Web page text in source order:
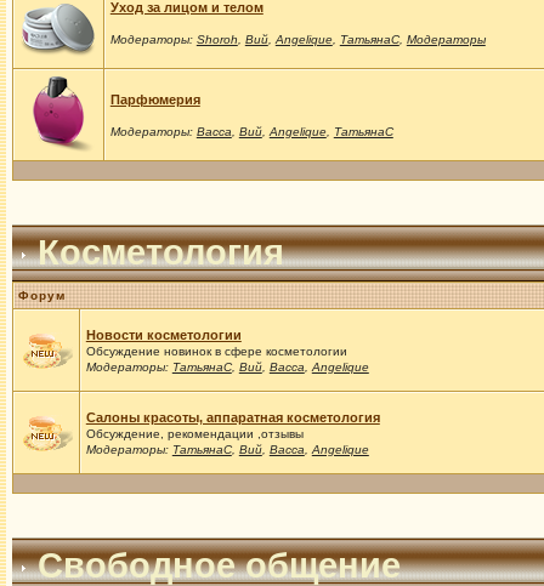
Уход за лицом и телом
Модераторы: Shoroh Вий, Angelique, ТатьянаС, Модераторы
Парфюмерия
Модераторы: Васса Вий, Angelique, ТатьянаС
Косметология
Форум
Новости косметологии
Обсуждение новинок в сфере косметологии
Модераторы: ТатьянаС, Вий, Васса Angelique
Салоны красоты, аппаратная косметология
Обсуждение, рекомендации ,отзывы
Модераторы: ТатьянаС, Вий, Васса Angelique
Свободное общение